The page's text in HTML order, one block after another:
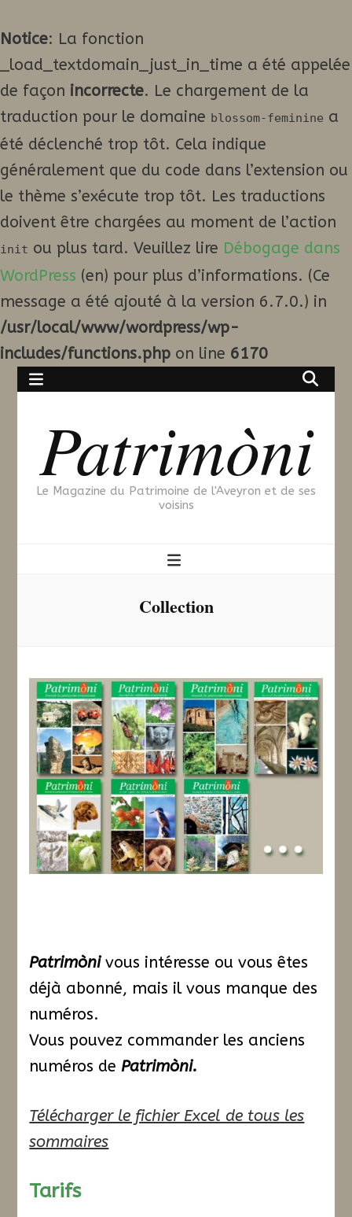
Notice: La fonction
_load_textdomain_just_in_time a été appelée
de façon incorrecte. Le chargement de la
traduction pour le domaine blossom-feminine a
été déclenché trop tôt. Cela indique
généralement que du code dans l’extension ou
le thème s’exécute trop tôt. Les traductions
doivent être chargées au moment de l’action
init ou plus tard. Veuillez lire Débogage dans
WordPress (en) pour plus d’informations. (Ce
message a été ajouté à la version 6.7.0.) in
/usr/local/www/wordpress/wp-
includes/functions.php on line 6170
Patrimòni
Le Magazine du Patrimoine de l'Aveyron et de ses
voisins
Collection
Patrimòni vous intéresse ou vous êtes
déjà abonné, mais il vous manque des
numéros.
Vous pouvez commander les anciens
numéros dePatrimòni.
Télécharger le fichier Excel de tous les
sommaires
Tarifs